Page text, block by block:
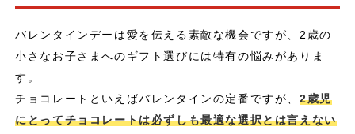
バレンタインデーは愛を伝える素敵な機会ですが、2歳の
小さなお子さまへのギフト選びには特有の悩みがありま
す。
チョコレートといえばバレンタインの定番ですが、 2歳児
にとってチョコレートは必ずしも最適な選択とは言えない